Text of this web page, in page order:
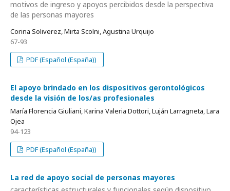
motivos de ingreso y apoyos percibidos desde la perspectiva
de las personas mayores
Corina Soliverez, Mirta Scolni, Agustina Urquijo
67-93
PDF (Español (España))
El apoyo brindado en los dispositivos gerontológicos
desde la visión de los/as profesionales
María Florencia Giuliani, Karina Valeria Dottori, Luján Larragneta, Lara
Ojea
94-123
PDF (Español (España))
La red de apoyo social de personas mayores